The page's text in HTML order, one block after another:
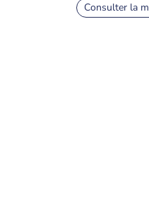
Consulter la